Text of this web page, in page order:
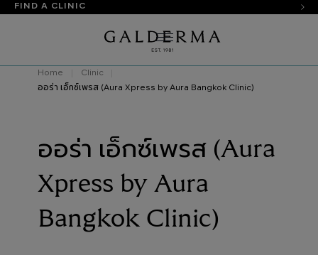
FIND A CLINIC
Home
Clinic
ออร่า เอ็กซ์เพรส (Aura Xpress by Aura Bangkok Clinic)
ออร่า เอ็กซ์เพรส (Aura
Xpress by Aura
Bangkok Clinic)